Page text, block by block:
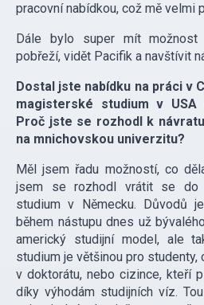
pracovní nabídkou, což mě velmi
Dále bylo super mít možnost
pobřeží, vidět Pacifik a navštívit
Dostal jste nabídku na práci v
magisterské studium v USA
Proč jste se rozhodl k
na mnichovskou univerzitu?
Měl jsem řadu možností, co
jsem se rozhodl vrátit se do
studium v Německu. Důvodů
během nástupu dnes už
americký studijní model, ale
studium je většinou pro studenty,
v doktorátu, nebo cizince, kteří
díky výhodám studijních víz.